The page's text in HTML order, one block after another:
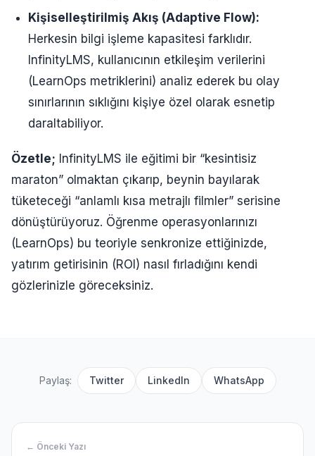
Kişiselleştirilmiş Akış (Adaptive Flow):
Herkesin bilgi işleme kapasitesi farklıdır.
InfinityLMS, kullanıcının etkileşim verilerini
(LearnOps metriklerini) analiz ederek bu olay
sınırlarının sıklığını kişiye özel olarak esnetip
daraltabiliyor.
Özetle; InfinityLMS ile eğitimi bir “kesintisiz
maraton” olmaktan çıkarıp, beynin bayılarak
tüketeceği “anlamlı kısa metrajlı filmler” serisine
dönüştürüyoruz. Öğrenme operasyonlarınızı
(LearnOps) bu teoriyle senkronize ettiğinizde,
yatırım getirisinin (ROI) nasıl fırladığını kendi
gözlerinizle göreceksiniz.
Paylaş: Twitter LinkedIn WhatsApp
← Önceki Yazı